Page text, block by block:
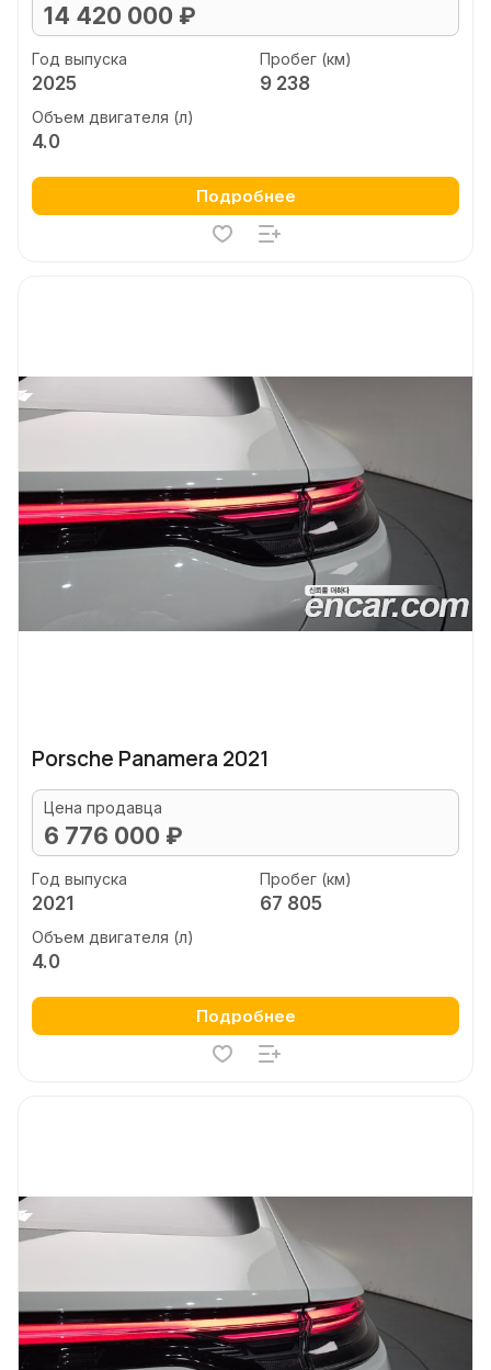
14 420 000 ₽
Год выпуска
2025
Пробег (км)
9 238
Объем двигателя (л)
4.0
Подробнее
Porsche Panamera 2021
Цена продавца
6 776 000 ₽
Год выпуска
2021
Пробег (км)
67 805
Объем двигателя (л)
4.0
Подробнее